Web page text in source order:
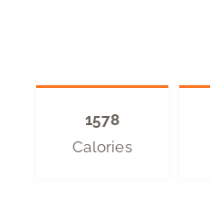
1578
Calories